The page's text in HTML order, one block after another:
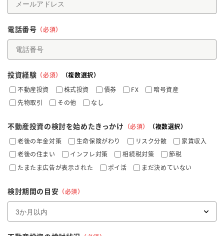
電話番号 （必須）
投資経験 （必須）
（複数選択）
不動産投資
株式投資 債券 FX
暗号資産
先物取引
その他 なし
不動産投資の検討を始めたきっかけ （必須）
（複数選択）
老後の年金対策
生命保険がわり リスク分散
家賃収入
老後の住まい
インフレ対策 相続税対策
節税
たまたま広告が表示された
ポイ活 まだ決めていない
検討期間の目安 （必須）